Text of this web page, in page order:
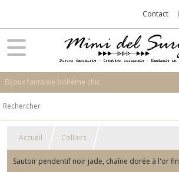
Contact
Bijoux fantaisie bohème chic
Accueil Colliers
Sautoir pendentif noir jade, chaîne dorée à l'or fin